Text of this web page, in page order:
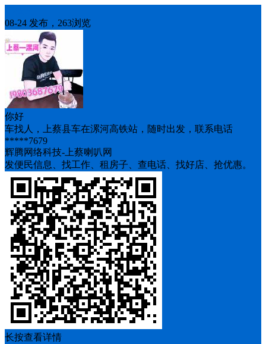
08-24 发布，263浏览
你好
车找人，上蔡县车在漯河高铁站，随时出发，联系电话
*****7679
辉腾网络科技-上蔡喇叭网
发便民信息、找工作、租房子、查电话、找好店、抢优惠。
长按查看详情